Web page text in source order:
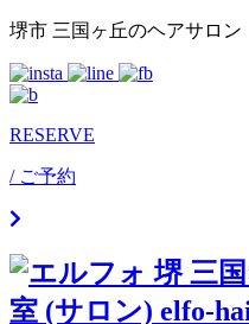
Skip
content
堺市 三国ヶ丘のヘアサロ
RESERVE
/ ご予約